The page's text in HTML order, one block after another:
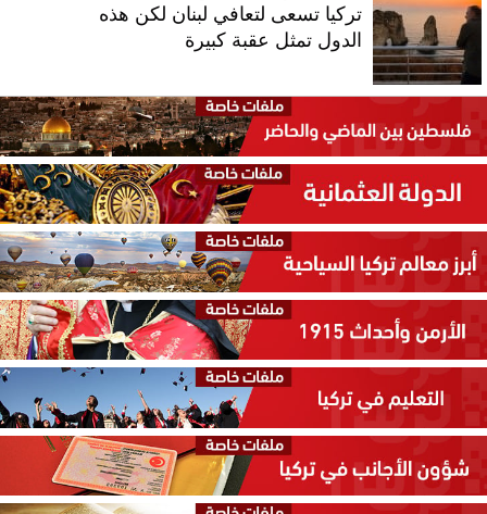
تركيا تسعى لتعافي لبنان لكن هذه
الدول تمثل عقبة كبيرة